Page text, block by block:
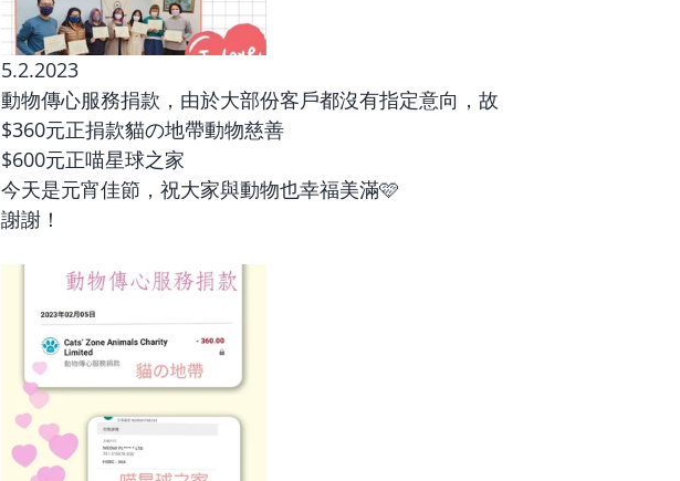
5.2.2023
動物傳心服務捐款，由於大部份客戶都沒有指定意向，故
$360元正捐款貓の地帶動物慈善
$600元正喵星球之家
今天是元宵佳節，祝大家與動物也幸福美滿🩷
謝謝！